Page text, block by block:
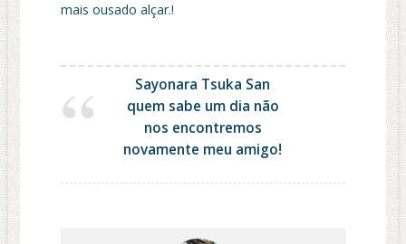
mais ousado alçar.!
Sayonara Tsuka San
quem sabe um dia não
nos encontremos
novamente meu amigo!